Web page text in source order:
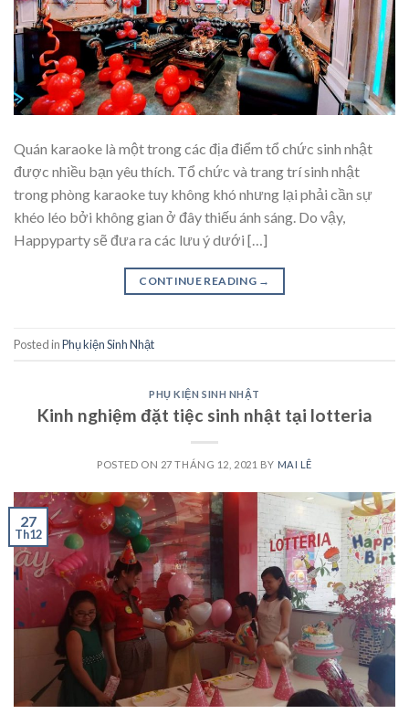
Quán karaoke là một trong các địa điểm tổ chức sinh nhật
được nhiều bạn yêu thích. Tổ chức và trang trí sinh nhật
trong phòng karaoke tuy không khó nhưng lại phải cần sự
khéo léo bởi không gian ở đây thiếu ánh sáng. Do vậy,
Happyparty sẽ đưa ra các lưu ý dưới […]
CONTINUE READING →
Posted inPhụ kiện Sinh Nhật
PHỤ KIỆN SINH NHẬT
Kinh nghiệm đặt tiệc sinh nhật tại lotteria
POSTED ON 27 THÁNG 12, 2021 BY MAI LÊ
27
Th12